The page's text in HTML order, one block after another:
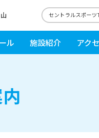
セントラルスポーツ
ル 施設紹介 アク